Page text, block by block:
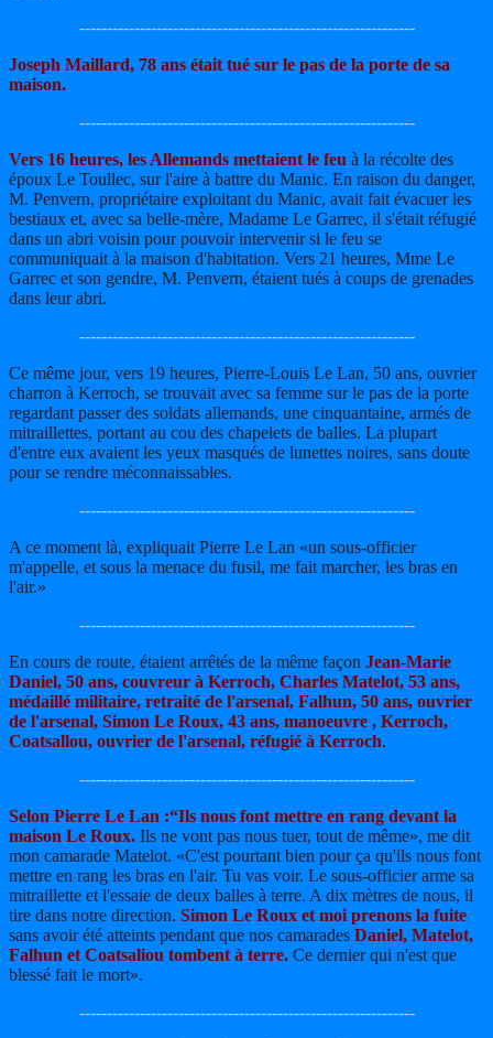
-------------------------------------------------------------
Joseph Maillard, 78 ans était tué sur le pas de la porte de sa
maison.
-------------------------------------------------------------
Vers 16 heures, les Allemands mettaient le feu à la récolte des
époux Le Toullec, sur l'aire à battre du Manic. En raison du danger,
M. Penvern, propriétaire exploitant du Manic, avait fait évacuer les
bestiaux et, avec sa belle-mère, Madame Le Garrec, il s'était réfugié
dans un abri voisin pour pouvoir intervenir si le feu se
communiquait à la maison d'habitation. Vers 21 heures, Mme Le
Garrec et son gendre, M. Penvern, étaient tués à coups de grenades
dans leur abri.
-------------------------------------------------------------
Ce même jour, vers 19 heures, Pierre-Louis Le Lan, 50 ans, ouvrier
charron à Kerroch, se trouvait avec sa femme sur le pas de la porte
regardant passer des soldats allemands, une cinquantaine, armés de
mitraillettes, portant au cou des chapelets de balles. La plupart
d'entre eux avaient les yeux masqués de lunettes noires, sans doute
pour se rendre méconnaissables.
-------------------------------------------------------------
A ce moment là, expliquait Pierre Le Lan «un sous-officier
m'appelle, et sous la menace du fusil, me fait marcher, les bras en
l'air.»
-------------------------------------------------------------
En cours de route, étaient arrêtés de la même façon Jean-Marie
Daniel, 50 ans, couvreur à Kerroch, Charles Matelot, 53 ans,
médaillé militaire, retraité de l'arsenal, Falhun, 50 ans, ouvrier
de l'arsenal, Simon Le Roux, 43 ans, manoeuvre , Kerroch,
Coatsallou, ouvrier de l'arsenal, réfugié à Kerroch.
-------------------------------------------------------------
Selon Pierre Le Lan :“Ils nous font mettre en rang devant la
maison Le Roux. Ils ne vont pas nous tuer, tout de même», me dit
mon camarade Matelot. «C'est pourtant bien pour ça qu'ils nous font
mettre en rang les bras en l'air. Tu vas voir. Le sous-officier arme sa
mitraillette et l'essaie de deux balles à terre. A dix mètres de nous, il
tire dans notre direction. Simon Le Roux et moi prenons la fuite
sans avoir été atteints pendant que nos camarades Daniel, Matelot,
Falhun et Coatsaliou tombent à terre. Ce dernier qui n'est que
blessé fait le mort».
-------------------------------------------------------------